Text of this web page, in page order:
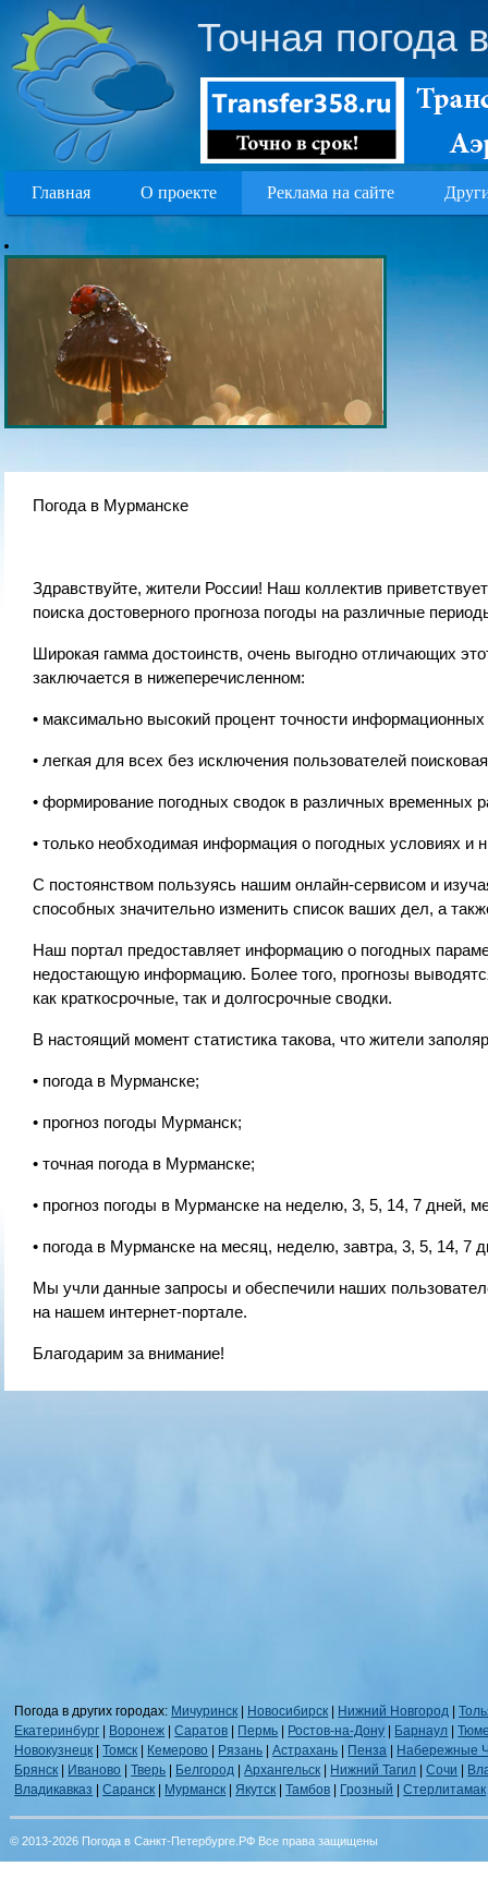
Точная погода
Главная О проекте Реклама на сайте
Погода в Мурманске
Здравствуйте, жители России! Наш коллектив
поиска достоверного прогноза погоды на различные
Широкая гамма достоинств, очень выгодно отличающих
заключается в нижеперечисленном:
• максимально высокий процент точности
• легкая для всех без исключения пользователей
• формирование погодных сводок в различных временных
• только необходимая информация о погодных условиях и
С постоянством пользуясь нашим онлайн-сервисом и
способных значительно изменить список ваших дел, а
Наш портал предоставляет информацию о погодных
недостающую информацию. Более того, прогнозы
как краткосрочные, так и долгосрочные сводки.
В настоящий момент статистика такова, что жители
• погода в Мурманске;
• прогноз погоды Мурманск;
• точная погода в Мурманске;
• прогноз погоды в Мурманске на неделю, 3, 5, 14, 7 дней,
• погода в Мурманске на месяц, неделю, завтра, 3, 5, 14, 7
Мы учли данные запросы и обеспечили наших
на нашем интернет-портале.
Благодарим за внимание!
Погода в других городах: Мичуринск | Новосибирск | Нижний Новгород |
Екатеринбург | Воронеж |Саратов | Пермь | Ростов-на-Дону | Барнаул |
Новокузнецк |Томск | Кемерово | Рязань |Астрахань | Пенза | Набережные
Брянск | Иваново |Тверь | Белгород |Архангельск | Нижний Тагил |Сочи |
Владикавказ |Саранск | Мурманск | Якутск |Тамбов | Грозный |Стерлитамак
© 2013-2026 Погода в Санкт-Петербурге.РФ Все права защищены